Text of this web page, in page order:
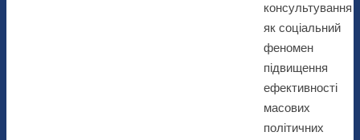
консультування
як соціальний
феномен
підвищення
ефективності
масових
політичних